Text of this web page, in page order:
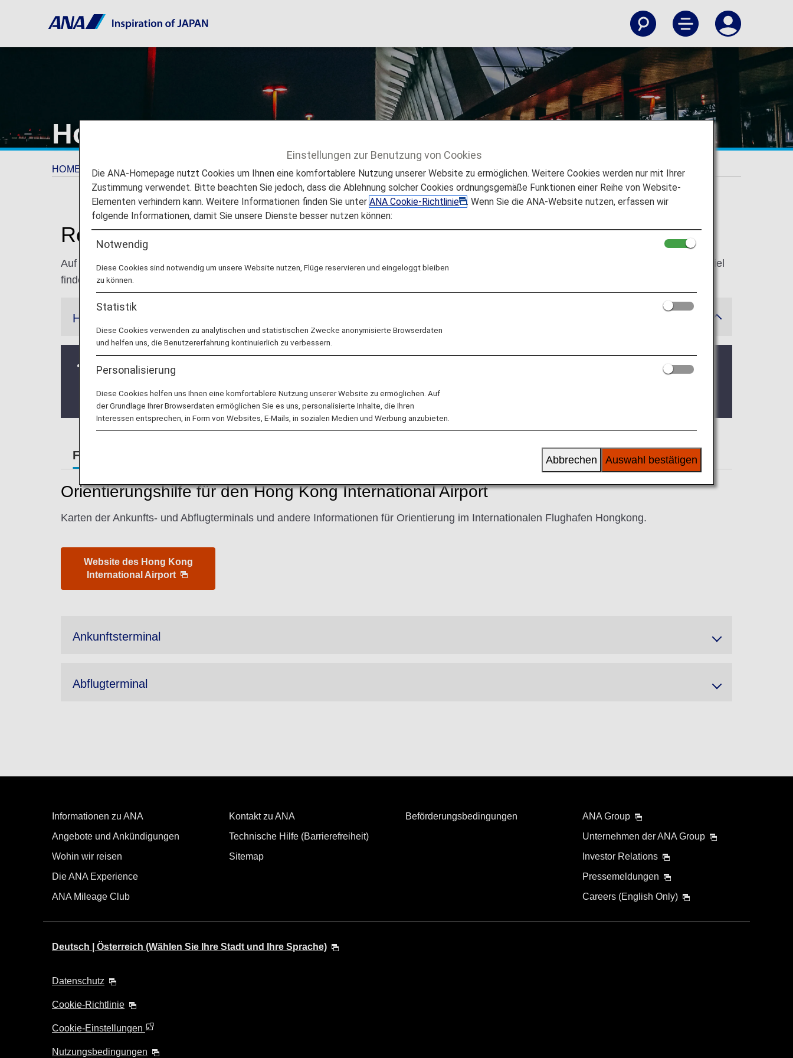
Hong Kong International Airport
HOME Reiseinformationen Informationen zum Flughafen und zur Stadt Hong Kong International Airport
Reisen zum und vom Hong Kong International Airport
Auf dieser Seite finden Sie die Informationen, die Sie benötigen, um sich im Internationalen Flughafen Hongkong orientieren und ihr Reiseziel
finden zu können.
Hinweis
Das biometrische Boarding Verfahren wird ab 1. Dezember 2022 eingesetzt. Wenn Sie ihre Gesichtsdaten im Sicherheitsbereich oder
ohne Ihre Bordkarte oder Ihren Reisepass vorlegen zu müssen.
Flughafenführer
Orientierungshilfe für den Hong Kong International Airport
Karten der Ankunfts- und Abflugterminals und andere Informationen für Orientierung im Internationalen Flughafen Hongkong.
Website des Hong Kong
International Airport
Ankunftsterminal
Abflugterminal
Informationen zu ANA
Angebote und Ankündigungen
Wohin wir reisen
Die ANA Experience
ANA Mileage Club
Kontakt zu ANA
Technische Hilfe (Barrierefreiheit)
Sitemap
Beförderungsbedingungen
ANA Group
Unternehmen der ANA Group
Investor Relations
Pressemeldungen
Careers (English Only)
Deutsch | Österreich (Wählen Sie Ihre Stadt und Ihre Sprache)
Datenschutz
Cookie-Richtlinie
Cookie-Einstellungen
Nutzungsbedingungen
Einstellungen zur Benutzung von Cookies
Die ANA-Homepage nutzt Cookies um Ihnen eine komfortablere Nutzung unserer Website zu ermöglichen. Weitere Cookies werden nur mit Ihrer
Zustimmung verwendet. Bitte beachten Sie jedoch, dass die Ablehnung solcher Cookies ordnungsgemäße Funktionen einer Reihe von Website-
Elementen verhindern kann. Weitere Informationen finden Sie unterANA Cookie-Richtlinie
. Wenn Sie die ANA-Website nutzen, erfassen wir
folgende Informationen, damit Sie unsere Dienste besser nutzen können:
Notwendig
Diese Cookies sind notwendig um unsere Website nutzen, Flüge reservieren und eingeloggt bleiben
zu können.
Statistik
Diese Cookies verwenden zu analytischen und statistischen Zwecke anonymisierte Browserdaten
und helfen uns, die Benutzererfahrung kontinuierlich zu verbessern.
Personalisierung
Diese Cookies helfen uns Ihnen eine komfortablere Nutzung unserer Website zu ermöglichen. Auf
der Grundlage Ihrer Browserdaten ermöglichen Sie es uns, personalisierte Inhalte, die Ihren
Interessen entsprechen, in Form von Websites, E-Mails, in sozialen Medien und Werbung anzubieten.
Auswahl bestätigen
Abbrechen